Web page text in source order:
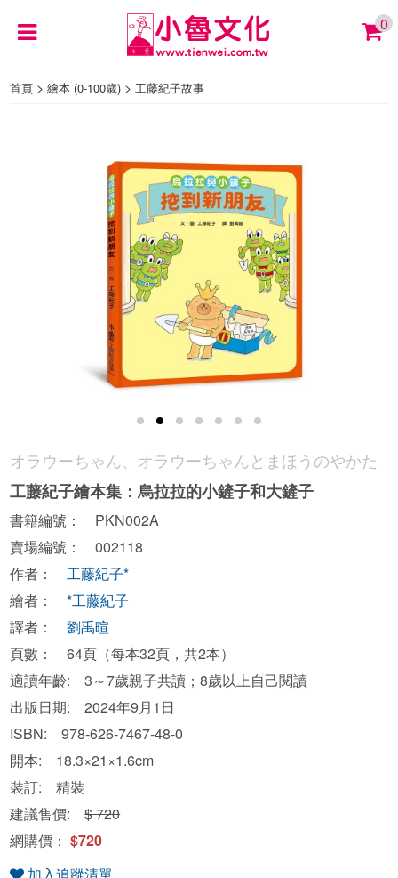
0
首頁 >繪本 (0-100歲) > 工藤紀子故事
オラウーちゃん、オラウーちゃんとまほうのやかた
工藤紀子繪本集：烏拉拉的小鏟子和大鏟子
書籍編號： PKN002A
賣場編號： 002118
作者： 工藤紀子*
繪者：*工藤紀子
譯者：劉禹暄
頁數： 64頁（每本32頁，共2本）
適讀年齡: 3～7歲親子共讀；8歲以上自己閱讀
出版日期: 2024年9月1日
ISBN: 978-626-7467-48-0
開本: 18.3×21×1.6cm
裝訂: 精裝
建議售價:$ 720
網購價：$720
加入追蹤清單